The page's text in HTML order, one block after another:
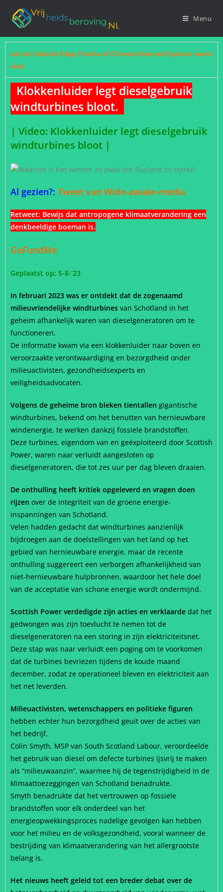
Menu
Let op! Gebruik Edge, Firefox of Chrome (Internet Explorer werkt
niet)
Klokkenluider legt dieselgebruik
windturbines bloot.
| Video: Klokkenluider legt dieselgebruik
windturbines bloot |
Al gezien?: Tweet van Wide-awake-media
Retweet: Bewijs dat antropogene klimaatverandering een
denkbeeldige boeman is.
GoFundMe
Geplaatst op: 5-8-’23
In februari 2023 was er ontdekt dat de zogenaamd
milieuvriendelijke windturbines van Schotland in het
geheim afhankelijk waren van dieselgeneratoren om te
functioneren.
De informatie kwam via een klokkenluider naar boven en
veroorzaakte verontwaardiging en bezorgdheid onder
milieuactivisten, gezondheidsexperts en
veiligheidsadvocaten.
Volgens de geheime bron bleken tientallen gigantische
windturbines, bekend om het benutten van hernieuwbare
windenergie, te werken dankzij fossiele brandstoffen.
Deze turbines, eigendom van en geëxploiteerd door Scottish
Power, waren naar verluidt aangesloten op
dieselgeneratoren, die tot zes uur per dag bleven draaien.
De onthulling heeft kritiek opgeleverd en vragen doen
rijzen over de integriteit van de groene energie-
inspanningen van Schotland.
Velen hadden gedacht dat windturbines aanzienlijk
bijdroegen aan de doelstellingen van het land op het
gebied van hernieuwbare energie, maar de recente
onthulling suggereert een verborgen afhankelijkheid van
niet-hernieuwbare hulpbronnen, waardoor het hele doel
van de acceptatie van schone energie wordt ondermijnd.
Scottish Power verdedigde zijn acties en verklaarde dat het
gedwongen was zijn toevlucht te nemen tot de
dieselgeneratoren na een storing in zijn elektriciteitsnet.
Deze stap was naar verluidt een poging om te voorkomen
dat de turbines bevriezen tijdens de koude maand
december, zodat ze operationeel bleven en elektriciteit aan
het net leverden.
Milieuactivisten, wetenschappers en politieke figuren
hebben echter hun bezorgdheid geuit over de acties van
het bedrijf.
Colin Smyth, MSP van South Scotland Labour, veroordeelde
het gebruik van diesel om defecte turbines ijsvrij te maken
als “milieuwaanzin”, waarmee hij de tegenstrijdigheid in de
klimaattoezeggingen van Schotland benadrukte.
Smyth benadrukte dat het vertrouwen op fossiele
brandstoffen voor elk onderdeel van het
energieopwekkingsproces nadelige gevolgen kan hebben
voor het milieu en de volksgezondheid, vooral wanneer de
bestrijding van klimaatverandering van het allergrootste
belang is.
Het nieuws heeft geleid tot een breder debat over de